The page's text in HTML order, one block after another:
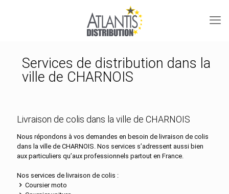
Services de distribution dans la
ville de CHARNOIS
Livraison de colis dans la ville de CHARNOIS
Nous répondons à vos demandes en besoin de livraison de colis
dans la ville de CHARNOIS. Nos services s’adressent aussi bien
aux particuliers qu’aux professionnels partout en France.
Nos services de livraison de colis :
Coursier moto